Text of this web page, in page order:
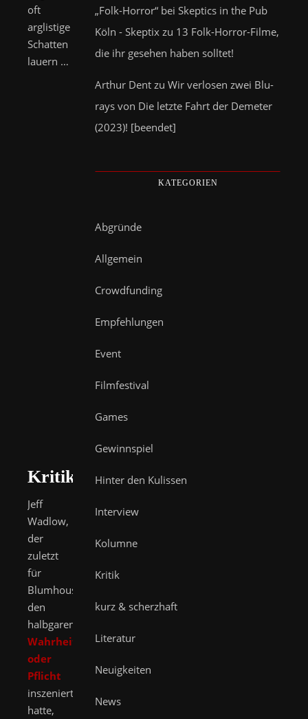
oft
arglistige
Schatten
lauern …
Kritik
Jeff
Wadlow,
der
zuletzt
für
Blumhouse
den
halbgaren
Wahrheit
oder
Pflicht
inszeniert
hatte,
„Folk-Horror“ bei Skeptics in the Pub
Köln - Skeptix zu 13 Folk-Horror-Filme,
die ihr gesehen haben solltet!
Arthur Dent zu Wir verlosen zwei Blu-
rays von Die letzte Fahrt der Demeter
(2023)! [beendet]
KATEGORIEN
Abgründe
Allgemein
Crowdfunding
Empfehlungen
Event
Filmfestival
Games
Gewinnspiel
Hinter den Kulissen
Interview
Kolumne
Kritik
kurz & scherzhaft
Literatur
Neuigkeiten
News